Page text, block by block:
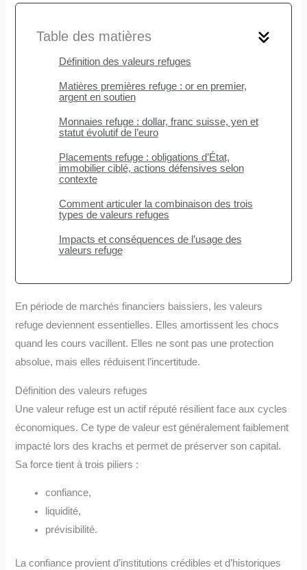
Table des matières
Définition des valeurs refuges
Matières premières refuge : or en premier,
argent en soutien
Monnaies refuge : dollar, franc suisse, yen et
statut évolutif de l’euro
Placements refuge : obligations d’État,
immobilier ciblé, actions défensives selon
contexte
Comment articuler la combinaison des trois
types de valeurs refuges
Impacts et conséquences de l’usage des
valeurs refuge
En période de marchés financiers baissiers, les valeurs
refuge deviennent essentielles. Elles amortissent les chocs
quand les cours vacillent. Elles ne sont pas une protection
absolue, mais elles réduisent l’incertitude.
Définition des valeurs refuges
Une valeur refuge est un actif réputé résilient face aux cycles
économiques. Ce type de valeur est généralement faiblement
impacté lors des krachs et permet de préserver son capital.
Sa force tient à trois piliers :
confiance,
liquidité,
prévisibilité.
La confiance provient d’institutions crédibles et d’historiques